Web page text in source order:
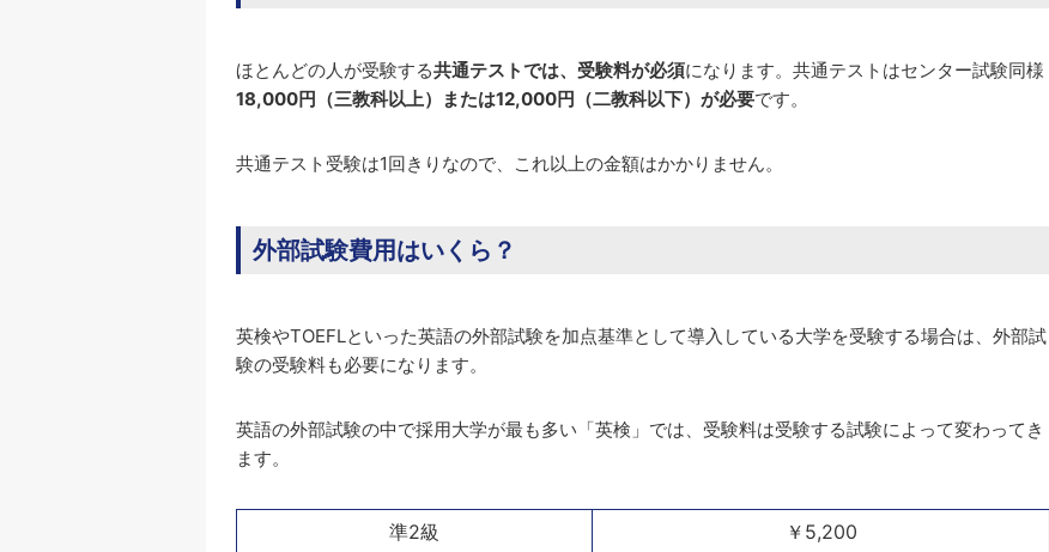
ほとんどの人が受験する共通テストでは、受験料が必須になります。共通テストはセンター試験同様
18,000円（三教科以上）または12,000円（二教科以下）が必要です。
共通テスト受験は1回きりなので、これ以上の金額はかかりません。
外部試験費用はいくら？
英検やTOEFLといった英語の外部試験を加点基準として導入している大学を受験する場合は、外部試
験の受験料も必要になります。
英語の外部試験の中で採用大学が最も多い「英検」では、受験料は受験する試験によって変わってき
ます。
準2級
￥5,200